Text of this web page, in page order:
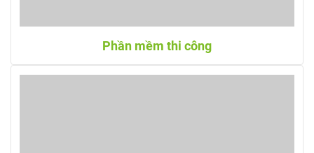
Phần mềm thi công